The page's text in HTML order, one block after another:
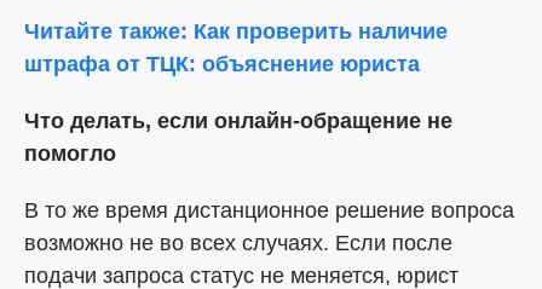
Читайте также: Как проверить наличие
штрафа от ТЦК: объяснение юриста
Что делать, если онлайн-обращение не
помогло
В то же время дистанционное решение вопроса
возможно не во всех случаях. Если после
подачи запроса статус не меняется, юрист